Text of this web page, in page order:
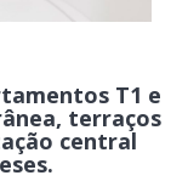
T1 e
terraços
central